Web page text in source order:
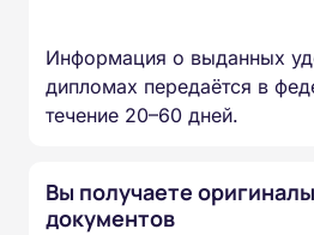
Информация о выданных
дипломах передаётся в
течение 20–60 дней.
Вы получаете оригиналы
документов